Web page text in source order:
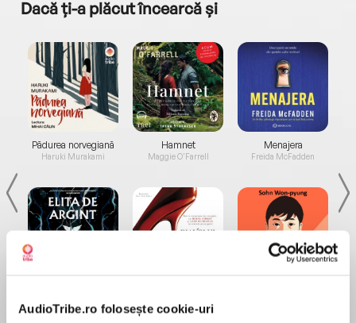
AudioTribe.ro folosește cookie-uri
Dacă ți-a plăcut încearcă și
Pădurea norvegiană
Haruki Murakami
de...
Dani Francis
Hamnet
Maggie O'Farrell
la...
Lauren Weisberger
Menajera
Freida McFadden